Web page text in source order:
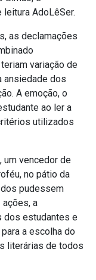
AdoLêSer.
as declamações
variação de
ansiedade dos
A emoção, o
ao ler a
utilizados
um vencedor de
no pátio da
pudessem
a
dos estudantes e
a escolha do
literárias de todos